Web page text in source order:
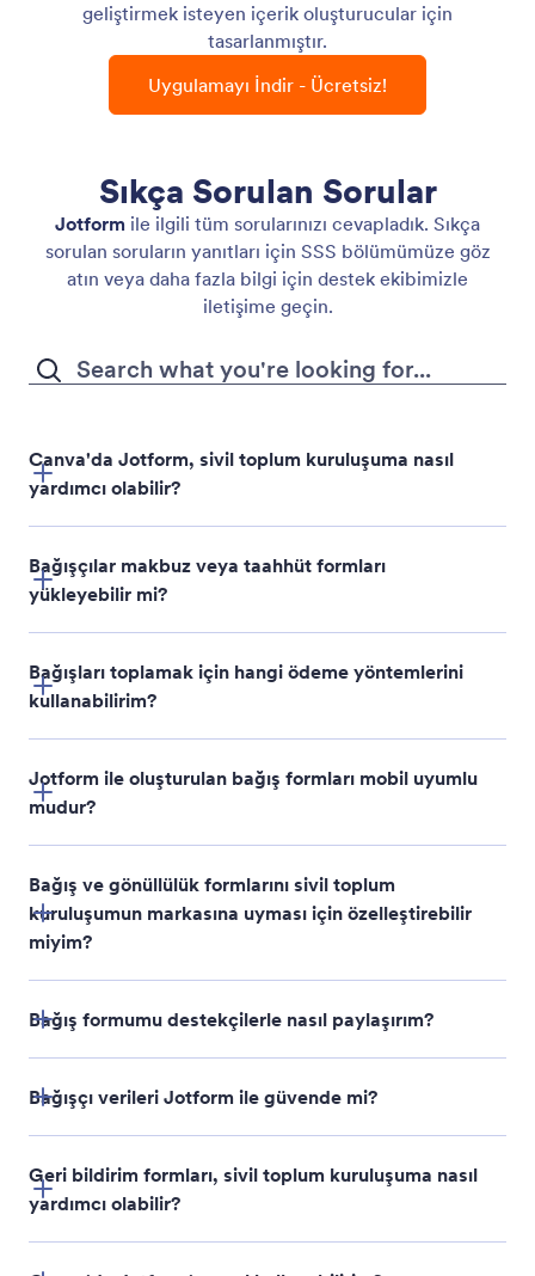
geliştirmek isteyen içerik oluşturucular için
tasarlanmıştır.
Uygulamayı İndir - Ücretsiz!
Sıkça Sorulan Sorular
Jotform ile ilgili tüm sorularınızı cevapladık. Sıkça
sorulan soruların yanıtları için SSS bölümümüze göz
atın veya daha fazla bilgi için destek ekibimizle
iletişime geçin.
Canva'da Jotform, sivil toplum kuruluşuma nasıl
yardımcı olabilir?
Bağışçılar makbuz veya taahhüt formları
yükleyebilir mi?
Bağışları toplamak için hangi ödeme yöntemlerini
kullanabilirim?
geçidi
Jotform ile oluşturulan bağış formları mobil uyumlu
mudur?
Bağış ve gönüllülük formlarını sivil toplum
kuruluşumun markasına uyması için özelleştirebilir
miyim?
Bağış formumu destekçilerle nasıl paylaşırım?
Bağışçı verileri Jotform ile güvende mi?
Geri bildirim formları, sivil toplum kuruluşuma nasıl
yardımcı olabilir?